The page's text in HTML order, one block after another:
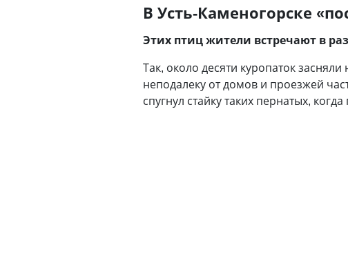
В Усть-Каменогорске
Этих птиц жители встречают в
Так, около десяти куропаток
неподалеку от домов и проезжей
спугнул стайку таких пернатых,